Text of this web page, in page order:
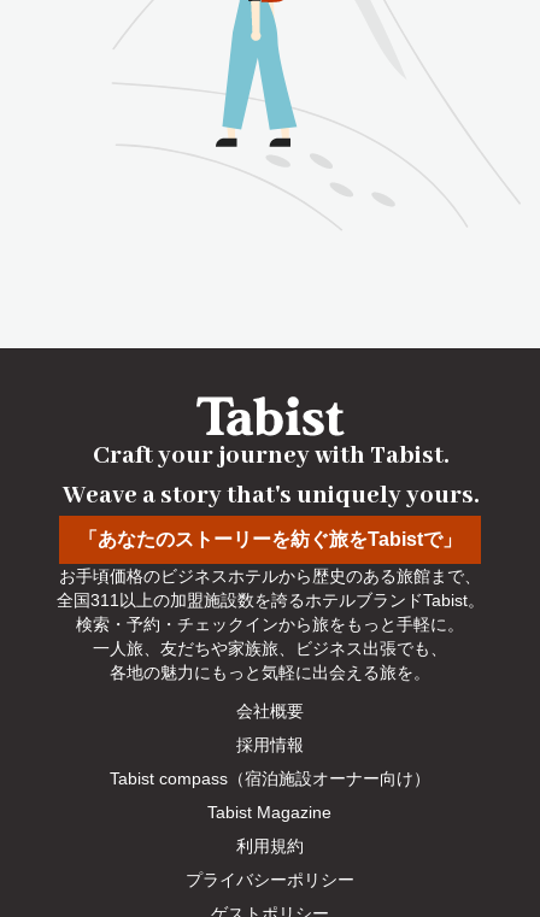
「あなたのストーリーを紡ぐ旅をTabistで」
Craft your journey with Tabist.
Weave a story that's uniquely yours.
お手頃価格のビジネスホテルから歴史のある旅館まで、
全国311以上の加盟施設数を誇るホテルブランドTabist。
検索・予約・チェックインから旅をもっと手軽に。
一人旅、友だちや家族旅、ビジネス出張でも、
各地の魅力にもっと気軽に出会える旅を。
会社概要
採用情報
Tabist compass（宿泊施設オーナー向け）
Tabist Magazine
利用規約
プライバシーポリシー